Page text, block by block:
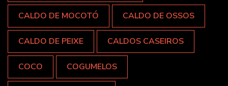
CALDO DE MOCOTÓ CALDO DE OSSOS
CALDO DE PEIXE CALDOS CASEIROS
COCO COGUMELOS